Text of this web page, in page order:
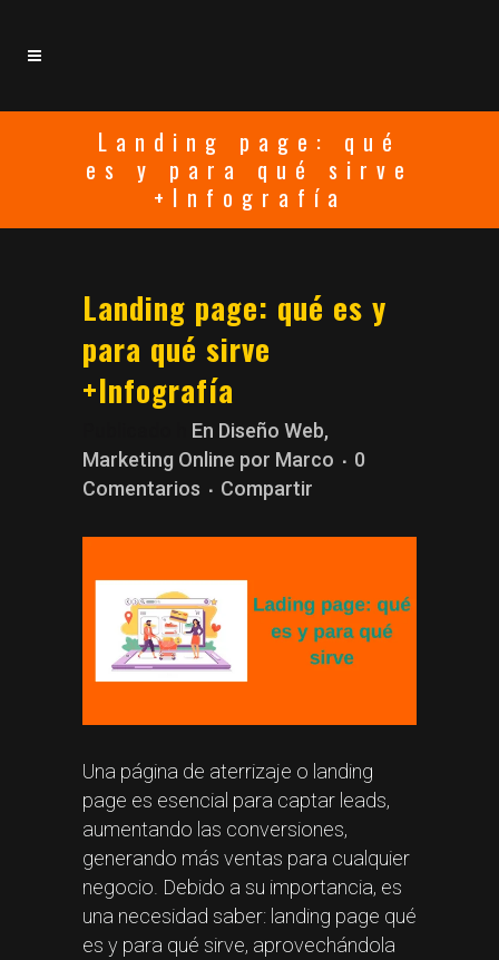
Landing page: qué
es y para qué sirve
+Infografía
Landing page: qué es y
para qué sirve
+Infografía
En Diseño Web,
Marketing Online por Marco
0
Comentarios
Compartir
Una página de aterrizaje o landing
page es esencial para captar leads,
aumentando las conversiones,
generando más ventas para cualquier
negocio. Debido a su importancia, es
una necesidad saber: landing page qué
es y para qué sirve, aprovechándola